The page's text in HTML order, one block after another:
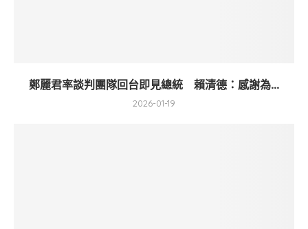
鄭麗君率談判團隊回台即見總統 賴清德：感謝為...
2026-01-19